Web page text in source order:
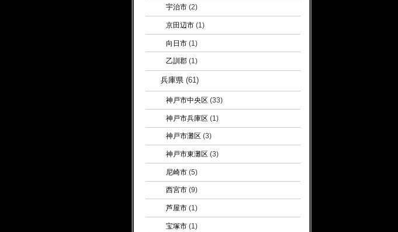
宇治市(2)
京田辺市(1)
向日市(1)
乙訓郡(1)
兵庫県(61)
神戸市中央区(33)
神戸市兵庫区(1)
神戸市灘区 (3)
神戸市東灘区(3)
尼崎市(5)
西宮市(9)
芦屋市(1)
宝塚市(1)